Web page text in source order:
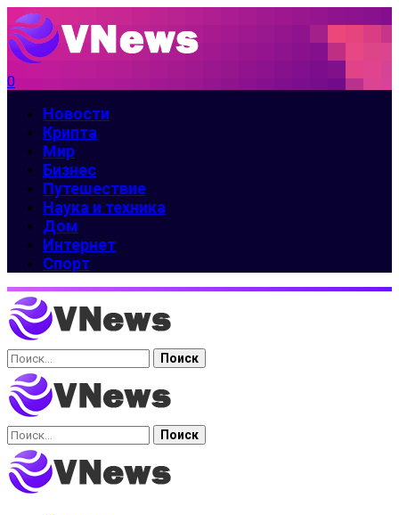
0
Новости
Крипта
Мир
Бизнес
Путешествие
Наука и техника
Дом
Интернет
Спорт
Найти:
Найти: